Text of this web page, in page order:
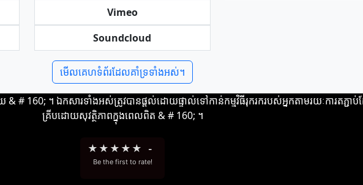
Vimeo
Soundcloud
មើលគេហទំព័រដែលគាំទ្រទាំងអស់។
# 160; ។ ឯកសារ​ទាំងអស់​ត្រូវ​បាន​ផ្ដល់​ដោយ​ផ្ទាល់​ទៅ​កាន់​កម្មវិធី​រុករក​របស់​អ្នក​តាមរយៈ​ការ​តភ្ជា
គ្រីប​ដោយ​សុវត្ថិភាព​ក្នុង​ពេល​ពិត & # 160; ។
★ ★ ★ ★ ★ -
Be the first to rate!